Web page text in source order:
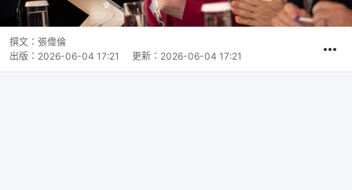
撰文： 張偉倫
出版： 2026-06-04 17:21 更新： 2026-06-04 17:21